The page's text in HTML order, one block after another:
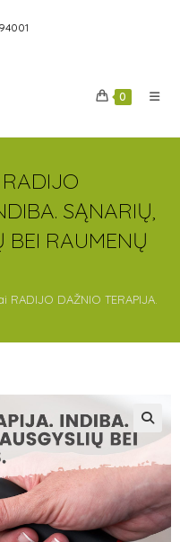
0
SĄNARIŲ,
BEI RAUMENŲ
DAŽNIO TERAPIJA.